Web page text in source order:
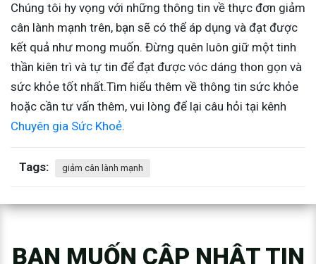
Chúng tôi hy vọng với những thông tin về thực đơn giảm
cân lành mạnh trên, bạn sẽ có thể áp dụng và đạt được
kết quả như mong muốn. Đừng quên luôn giữ một tinh
thần kiên trì và tự tin để đạt được vóc dáng thon gọn và
sức khỏe tốt nhất.Tìm hiểu thêm về thông tin sức khỏe
hoặc cần tư vấn thêm, vui lòng để lại câu hỏi tại kênh
Chuyên gia Sức Khoẻ.
Tags: giảm cân lành mạnh
BẠN MUỐN CẬP NHẬT TIN